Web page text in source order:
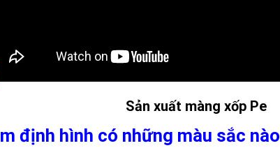
Sản xuất màng xốp Pe
định hình có những màu sắc nào